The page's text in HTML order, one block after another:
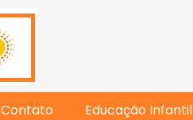
Contato Educação Infantil